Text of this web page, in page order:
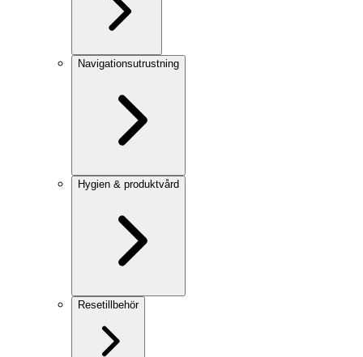
Navigationsutrustning
Hygien & produktvård
Resetillbehör